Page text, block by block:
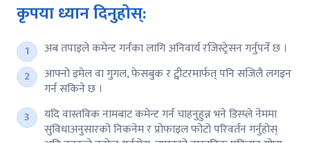
कृपया ध्यान दिनुहोस्:
अब तपाइले कमेन्ट गर्नका लागि अनिवार्य रजिस्ट्रेसन गर्नुपर्ने छ ।
आफ्नो इमेल वा गुगल, फेसबुक र ट्वीटरमार्फत् पनि सजिलै लगइन
गर्न सकिने छ ।
यदि वास्तविक नामबाट कमेन्ट गर्न चाहनुहुन्न भने डिस्प्ले नेममा
सुविधाअनुसारको निकनेम र प्रोफाइल फोटो परिवर्तन गर्नुहोस्